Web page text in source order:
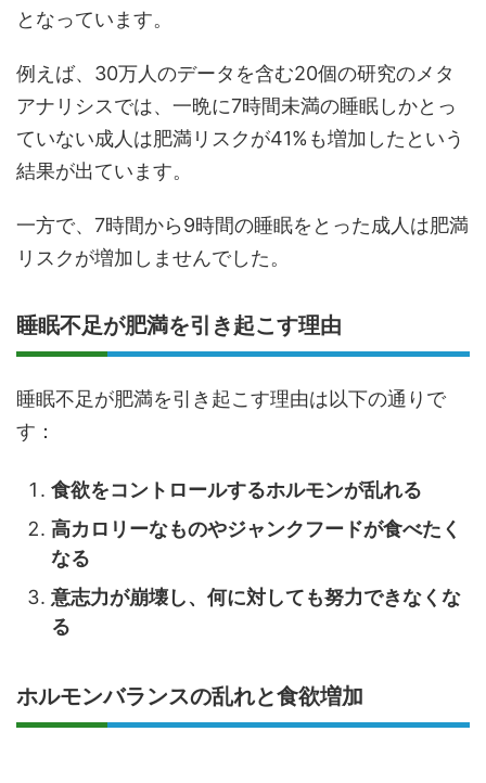
となっています。
例えば、30万人のデータを含む20個の研究のメタ
アナリシスでは、一晩に7時間未満の睡眠しかとっ
ていない成人は肥満リスクが41%も増加したという
結果が出ています。
一方で、7時間から9時間の睡眠をとった成人は肥満
リスクが増加しませんでした。
睡眠不足が肥満を引き起こす理由
睡眠不足が肥満を引き起こす理由は以下の通りで
す：
食欲をコントロールするホルモンが乱れる
高カロリーなものやジャンクフードが食べたく
なる
意志力が崩壊し、何に対しても努力できなくな
る
ホルモンバランスの乱れと食欲増加